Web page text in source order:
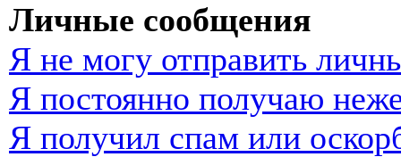
Личные сообщения
Я не могу отправить
Я постоянно получаю
Я получил спам или